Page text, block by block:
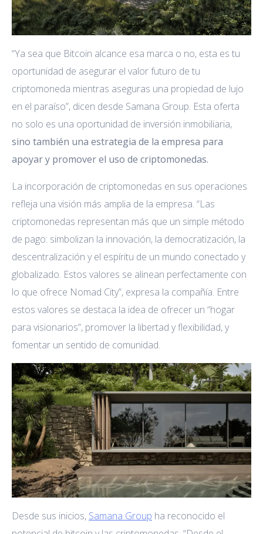
“Ya sea que Bitcoin alcance esa marca o no, esta es tu
oportunidad de asegurar el valor futuro de tu
criptomoneda mientras aseguras una propiedad de lujo
en el paraíso”, dicen desde Samana Group. Esta oferta
no solo es una oportunidad de inversión inmobiliaria,
sino también una estrategia de la empresa para
apoyar y promover el uso de criptomonedas.
La incorporación de criptomonedas en sus operaciones
refleja una visión más amplia de la empresa. “Las
criptomonedas representan más que un simple método
de pago: simbolizan la innovación, la democratización, la
descentralización y el espíritu de un mundo conectado y
globalizado. Estos valores se alinean perfectamente con
lo que ofrece Nomad City”, expresa la compañía. Entre
estos valores se destaca la idea de ofrecer un “hogar
para visionarios”, promover la libertad y flexibilidad, y
fomentar un sentido de comunidad.
Desde sus inicios, Samana Group ha reconocido el